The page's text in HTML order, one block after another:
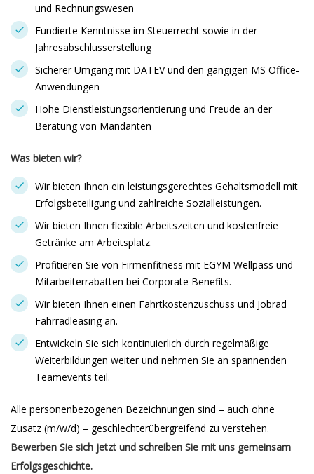
und Rechnungswesen
Fundierte Kenntnisse im Steuerrecht sowie in der
Jahresabschlusserstellung
Sicherer Umgang mit DATEV und den gängigen MS Office-
Anwendungen
Hohe Dienstleistungsorientierung und Freude an der
Beratung von Mandanten
Was bieten wir?
Wir bieten Ihnen ein leistungsgerechtes Gehaltsmodell mit
Erfolgsbeteiligung und zahlreiche Sozialleistungen.
Wir bieten Ihnen flexible Arbeitszeiten und kostenfreie
Getränke am Arbeitsplatz.
Profitieren Sie von Firmenfitness mit EGYM Wellpass und
Mitarbeiterrabatten bei Corporate Benefits.
Wir bieten Ihnen einen Fahrtkostenzuschuss und Jobrad
Fahrradleasing an.
Entwickeln Sie sich kontinuierlich durch regelmäßige
Weiterbildungen weiter und nehmen Sie an spannenden
Teamevents teil.
Alle personenbezogenen Bezeichnungen sind – auch ohne
Zusatz (m/w/d) – geschlechterübergreifend zu verstehen.
Bewerben Sie sich jetzt und schreiben Sie mit uns gemeinsam
Erfolgsgeschichte.